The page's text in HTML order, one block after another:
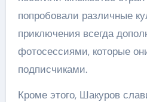
попробовали различные
приключения всегда
фотосессиями, которые
подписчиками.
Кроме этого, Шакуров